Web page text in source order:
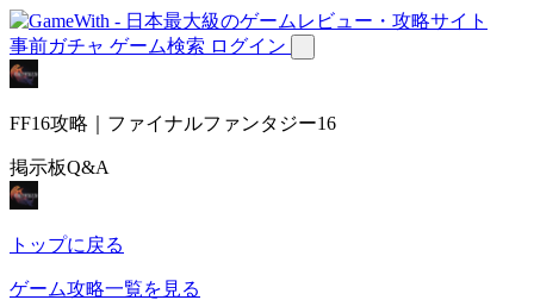
事前ガチャ ゲーム検索 ログイン
FF16攻略｜ファイナルファンタジー16
掲示板Q&A
トップに戻る
ゲーム攻略一覧を見る